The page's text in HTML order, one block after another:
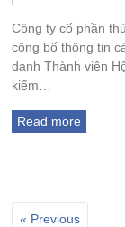
Công ty cổ phần
công bố thông tin
danh Thành viên
kiểm…
Read more
« Previous